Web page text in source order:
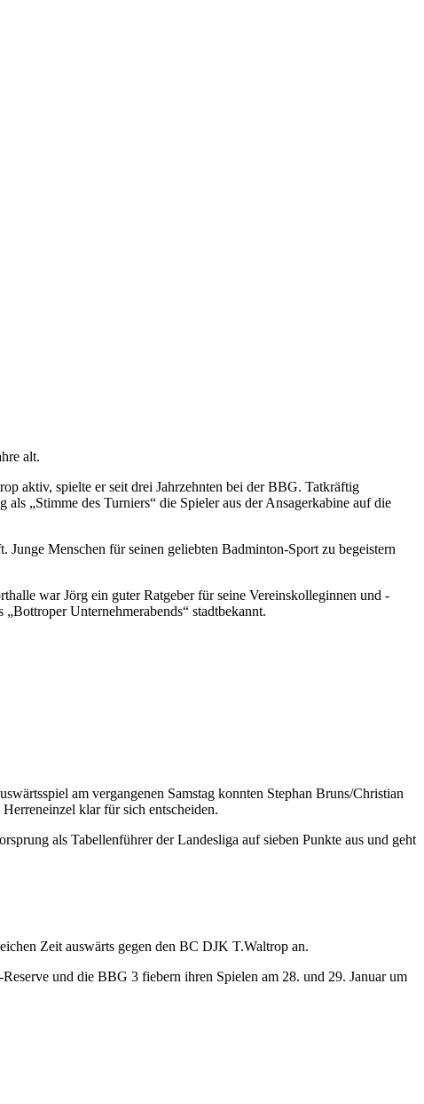
alt.
aktiv, spielte er seit drei Jahrzehnten bei der BBG. Tatkräftig
„Stimme des Turniers“ die Spieler aus der Ansagerkabine auf die
Junge Menschen für seinen geliebten Badminton-Sport zu begeistern
war Jörg ein guter Ratgeber für seine Vereinskolleginnen und -
Unternehmerabends“ stadtbekannt.
am vergangenen Samstag konnten Stephan Bruns/Christian
klar für sich entscheiden.
als Tabellenführer der Landesliga auf sieben Punkte aus und geht
Zeit auswärts gegen den BC DJK T.Waltrop an.
und die BBG 3 fiebern ihren Spielen am 28. und 29. Januar um